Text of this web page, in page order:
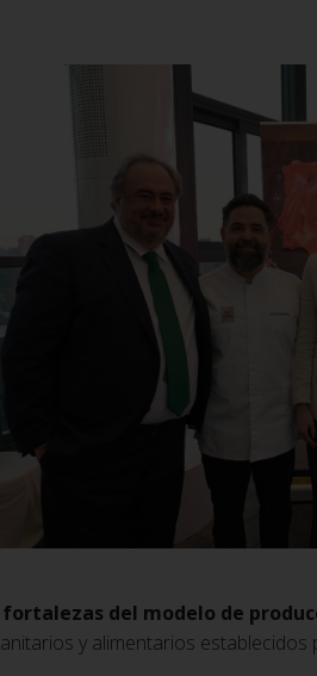
fortalezas del modelo de
y alimentarios